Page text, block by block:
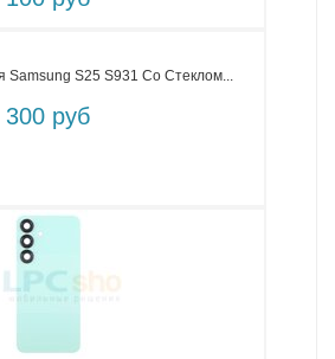
Samsung S25 S931 Со Стеклом...
300 руб